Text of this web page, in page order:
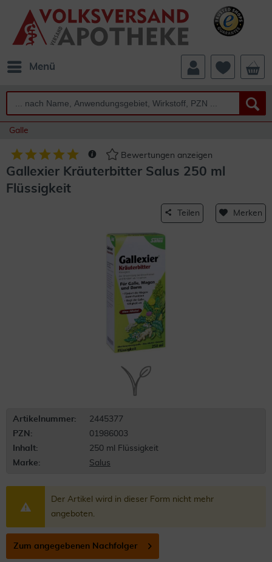
Menü
Galle
Bewertungen anzeigen
Gallexier Kräuterbitter Salus 250 ml
Flüssigkeit
Teilen Merken
Artikelnummer:
2445377
PZN:
01986003
Inhalt:
250 ml Flüssigkeit
Marke:
Salus
Der Artikel wird in dieser Form nicht mehr
angeboten.
Zum angegebenen Nachfolger